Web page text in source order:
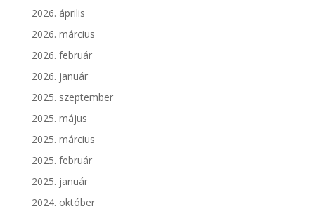
2026. április
2026. március
2026. február
2026. január
2025. szeptember
2025. május
2025. március
2025. február
2025. január
2024. október